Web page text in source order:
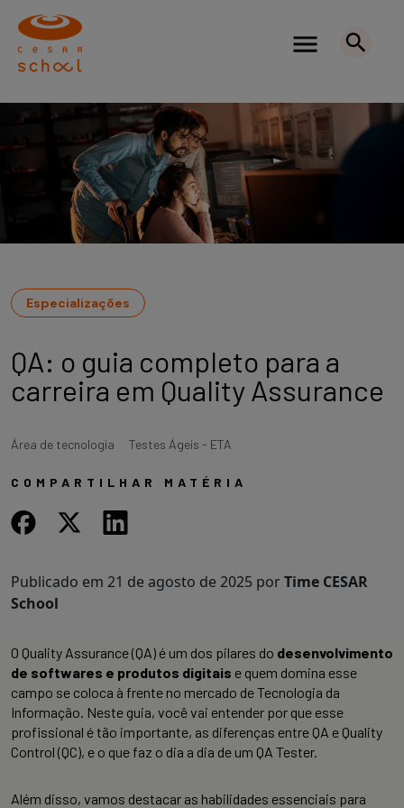
Especializações
QA: o guia completo para a
carreira em Quality Assurance
Área de tecnologia Testes Ágeis - ETA
COMPARTILHAR MATÉRIA
Publicado em 21 de agosto de 2025 porTime CESAR
School
O Quality Assurance (QA) é um dos pilares do desenvolvimento
de softwares e produtos digitais e quem domina esse
campo se coloca à frente no mercado de Tecnologia da
Informação. Neste guia, você vai entender por que esse
profissional é tão importante, as diferenças entre QA e Quality
Control (QC), e o que faz o dia a dia de um QA Tester.
Além disso, vamos destacar as habilidades essenciais para